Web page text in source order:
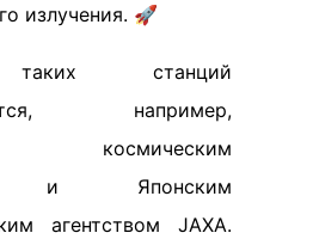
излучения. 🚀
станций
например,
космическим
и Японским
агентством JAXA.